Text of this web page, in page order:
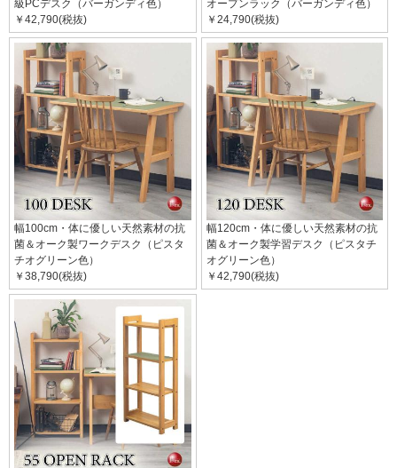
級PCデスク（バーガンディ色）
￥42,790(税抜)
オープンラック（バーガンディ色）
￥24,790(税抜)
幅100cm・体に優しい天然素材の抗
菌＆オーク製ワークデスク（ピスタ
チオグリーン色）
￥38,790(税抜)
幅120cm・体に優しい天然素材の抗
菌＆オーク製学習デスク（ピスタチ
オグリーン色）
￥42,790(税抜)